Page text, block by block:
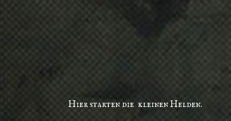
Hier starten die kleinen Helden.